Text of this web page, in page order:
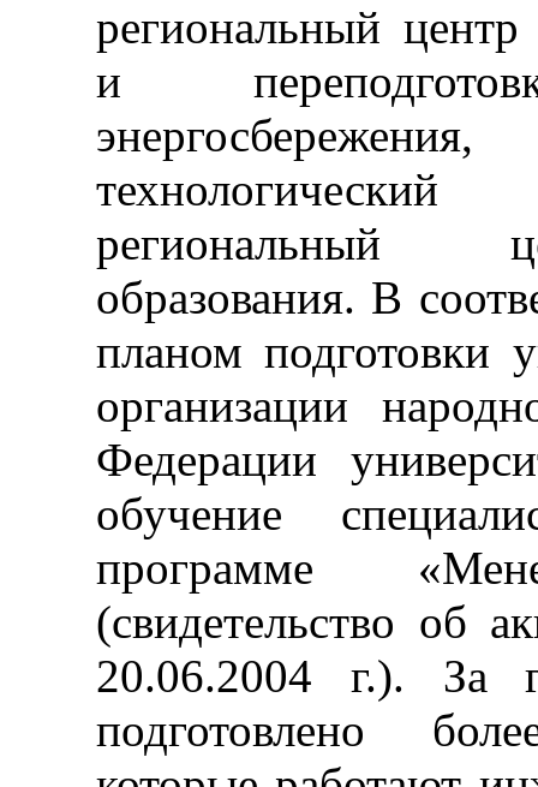
региональный
и
региональный
образования. В
планом подготовки
организации
Федерации
обучение
программе
(свидетельство об
20.06.2004 г.). За
подготовлено